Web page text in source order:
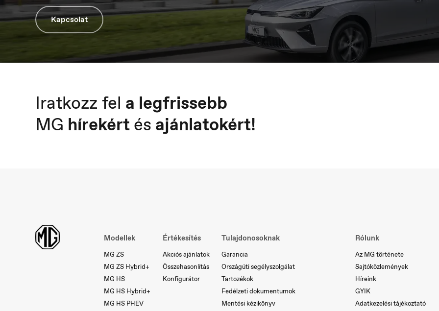
Kapcsolat
Iratkozz fel a legfrissebb
MG hírekértés ajánlatokért!
Modellek
MG ZS
MG ZS Hybrid+
MG HS
MG HS Hybrid+
MG HS PHEV
Értékesítés
Akciós ajánlatok
Összehasonlítás
Konfigurátor
Tulajdonosoknak
Garancia
Országúti segélyszolgálat
Tartozékok
Fedélzeti dokumentumok
Mentési kézikönyv
Rólunk
Az MG története
Sajtóközlemények
Híreink
GYIK
Adatkezelési tájékoztató